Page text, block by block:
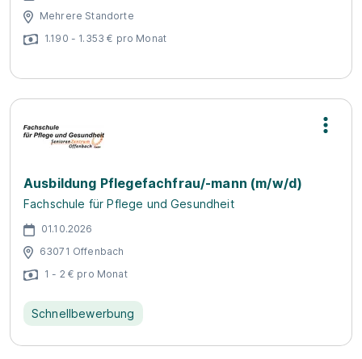
Mehrere Standorte
1.190 - 1.353 € pro Monat
Ausbildung Pflegefachfrau/-mann (m/w/d)
Fachschule für Pflege und Gesundheit
01.10.2026
63071 Offenbach
1 - 2 € pro Monat
Schnellbewerbung